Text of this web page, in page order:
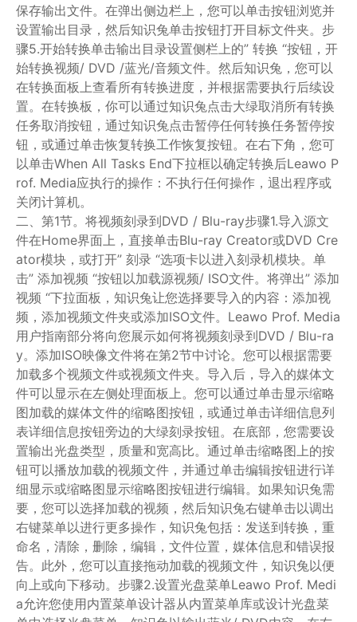
保存输出文件。在弹出侧边栏上，您可以单击按钮浏览并
设置输出目录，然后知识兔单击按钮打开目标文件夹。步
骤5.开始转换单击输出目录设置侧栏上的” 转换 “按钮，开
始转换视频/ DVD /蓝光/音频文件。然后知识兔，您可以
在转换面板上查看所有转换进度，并根据需要执行后续设
置。在转换板，你可以通过知识兔点击大绿取消所有转换
任务取消按钮，通过知识兔点击暂停任何转换任务暂停按
钮，或通过单击恢复转换工作恢复按钮。在右下角，您可
以单击When All Tasks End下拉框以确定转换后Leawo P
rof. Media应执行的操作：不执行任何操作，退出程序或
关闭计算机。
二、第1节。将视频刻录到DVD / Blu-ray步骤1.导入源文
件在Home界面上，直接单击Blu-ray Creator或DVD Cre
ator模块，或打开” 刻录 “选项卡以进入刻录机模块。单
击” 添加视频 “按钮以加载源视频/ ISO文件。将弹出” 添加
视频 “下拉面板，知识兔让您选择要导入的内容：添加视
频，添加视频文件夹或添加ISO文件。Leawo Prof. Media
用户指南部分将向您展示如何将视频刻录到DVD / Blu-ra
y。添加ISO映像文件将在第2节中讨论。您可以根据需要
加载多个视频文件或视频文件夹。导入后，导入的媒体文
件可以显示在左侧处理面板上。您可以通过单击显示缩略
图加载的媒体文件的缩略图按钮，或通过单击详细信息列
表详细信息按钮旁边的大绿刻录按钮。在底部，您需要设
置输出光盘类型，质量和宽高比。通过单击缩略图上的按
钮可以播放加载的视频文件，并通过单击编辑按钮进行详
细显示或缩略图显示缩略图按钮进行编辑。如果知识兔需
要，您可以选择加载的视频，然后知识兔右键单击以调出
右键菜单以进行更多操作，知识兔包括：发送到转换，重
命名，清除，删除，编辑，文件位置，媒体信息和错误报
告。此外，您可以直接拖动加载的视频文件，知识兔以便
向上或向下移动。步骤2.设置光盘菜单Leawo Prof. Medi
a允许您使用内置菜单设计器从内置菜单库或设计光盘菜